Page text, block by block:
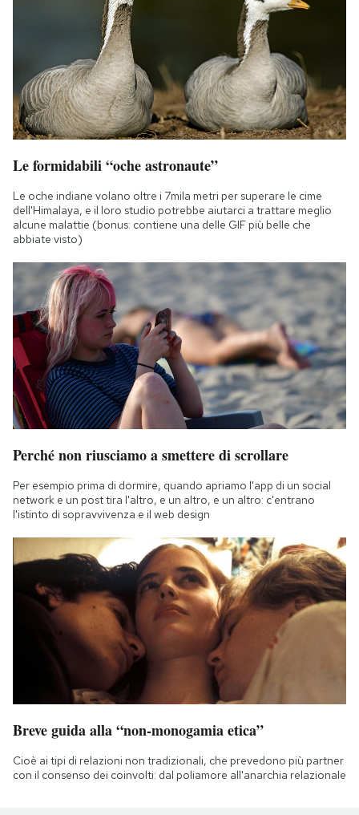
Le formidabili “oche astronaute”
Le oche indiane volano oltre i 7mila metri per superare le cime
dell'Himalaya, e il loro studio potrebbe aiutarci a trattare meglio
alcune malattie (bonus: contiene una delle GIF più belle che
abbiate visto)
Perché non riusciamo a smettere di scrollare
Per esempio prima di dormire, quando apriamo l'app di un social
network e un post tira l'altro, e un altro, e un altro: c'entrano
l'istinto di sopravvivenza e il web design
Breve guida alla “non-monogamia etica”
Cioè ai tipi di relazioni non tradizionali, che prevedono più partner
con il consenso dei coinvolti: dal poliamore all'anarchia relazionale